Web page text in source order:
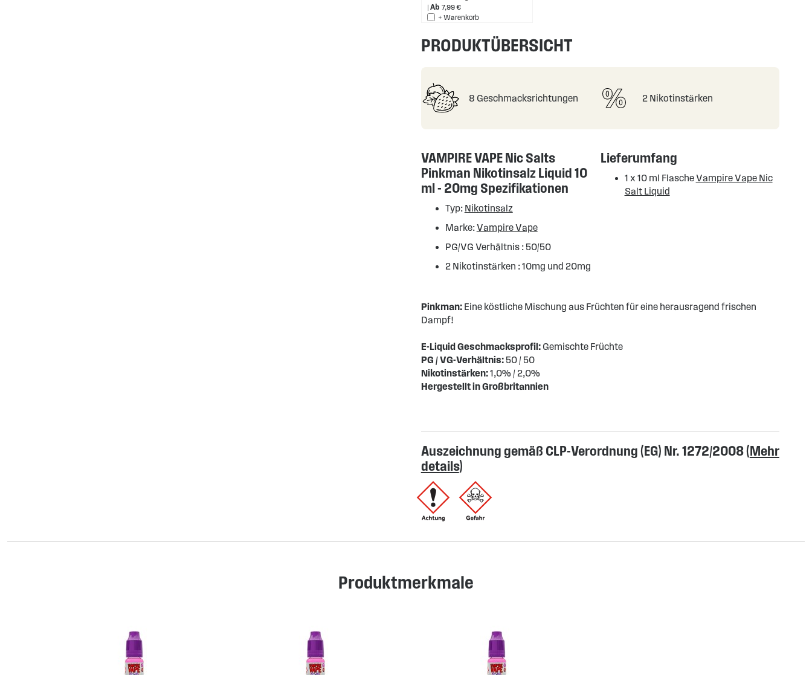
Ab 7,99 €
+ Warenkorb
PRODUKTÜBERSICHT
8 Geschmacksrichtungen 2 Nikotinstärken
VAMPIRE VAPE Nic Salts
Pinkman Nikotinsalz Liquid 10
ml - 20mg Spezifikationen
Typ: Nikotinsalz
Marke:Vampire Vape
PG/VG Verhältnis : 50/50
2 Nikotinstärken : 10mg und 20mg
Lieferumfang
1 x 10 ml FlascheVampire Vape Nic
Salt Liquid
Pinkman:Eine köstliche Mischung aus Früchten für eine herausragend frischen
Dampf!
E-Liquid Geschmacksprofil: Gemischte Früchte
PG / VG-Verhältnis: 50 / 50
Nikotinstärken:1,0% / 2,0%
Hergestellt in Großbritannien
Auszeichnung gemäß CLP-Verordnung (EG) Nr. 1272/2008 (Mehr
details)
Produktmerkmale